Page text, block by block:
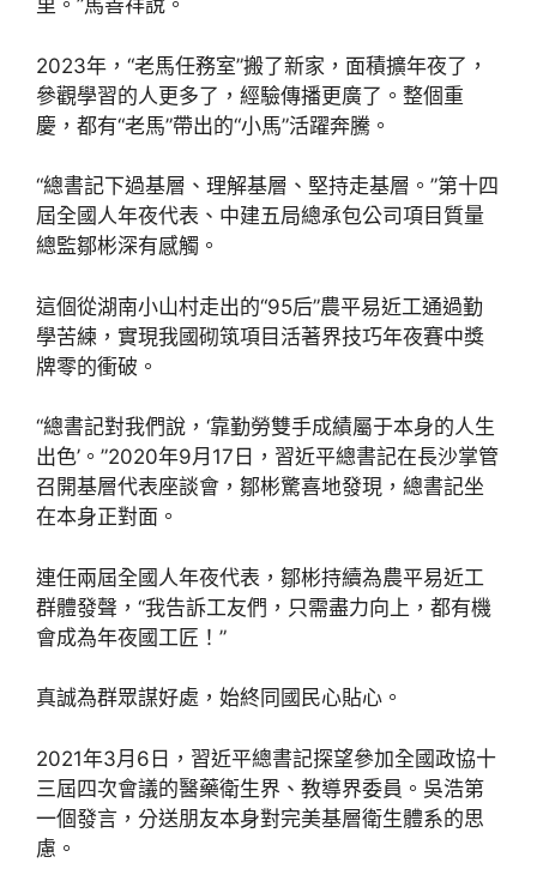
里。”馬善祥說。
2023年，“老馬任務室”搬了新家，面積擴年夜了，
參觀學習的人更多了，經驗傳播更廣了。整個重
慶，都有“老馬”帶出的“小馬”活躍奔騰。
“總書記下過基層、理解基層、堅持走基層。”第十四
屆全國人年夜代表、中建五局總承包公司項目質量
總監鄒彬深有感觸。
這個從湖南小山村走出的“95后”農平易近工通過勤
學苦練，實現我國砌筑項目活著界技巧年夜賽中獎
牌零的衝破。
“總書記對我們說，‘靠勤勞雙手成績屬于本身的人生
出色’。”2020年9月17日，習近平總書記在長沙掌管
召開基層代表座談會，鄒彬驚喜地發現，總書記坐
在本身正對面。
連任兩屆全國人年夜代表，鄒彬持續為農平易近工
群體發聲，“我告訴工友們，只需盡力向上，都有機
會成為年夜國工匠！”
真誠為群眾謀好處，始終同國民心貼心。
2021年3月6日，習近平總書記探望參加全國政協十
三屆四次會議的醫藥衛生界、教導界委員。吳浩第
一個發言，分送朋友本身對完美基層衛生體系的思
慮。